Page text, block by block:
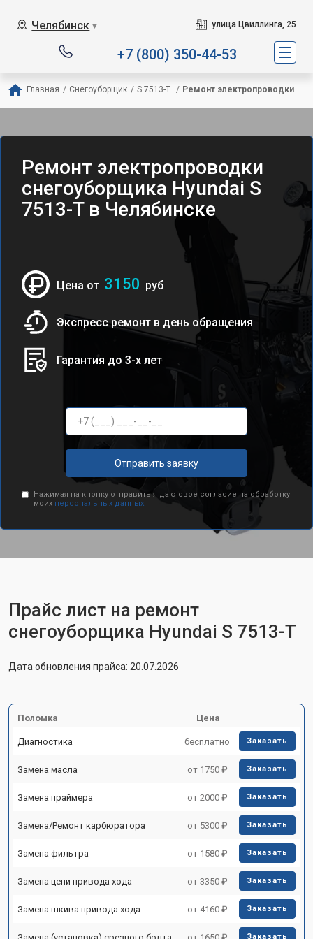
Челябинск ▼ улица Цвиллинга, 25
+7 (800) 350-44-53
Главная / Снегоуборщик / S 7513-T / Ремонт электропроводки
Ремонт электропроводки
снегоуборщика Hyundai S
7513-T в Челябинске
Цена от 3150 руб
Экспресс ремонт в день обращения
Гарантия до 3-х лет
Отправить заявку
Нажимая на кнопку отправить я даю свое согласие на обработку
моих персональных данных.
Прайс лист на ремонт
снегоуборщика Hyundai S 7513-T
Дата обновления прайса: 20.07.2026
Поломка Цена
Диагностика бесплатно Заказать
Замена масла от 1750 ₽ Заказать
Замена праймера от 2000 ₽ Заказать
Замена/Pемонт карбюратора от 5300 ₽ Заказать
Замена фильтра от 1580 ₽ Заказать
Замена цепи привода хода от 3350 ₽ Заказать
Замена шкива привода хода от 4160 ₽ Заказать
Замена (установка) срезного болта от 1650 ₽ Заказать